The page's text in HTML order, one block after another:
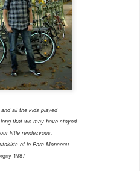
all the kids played
that we may have stayed
little rendezvous:
of le Parc Monceau
1987